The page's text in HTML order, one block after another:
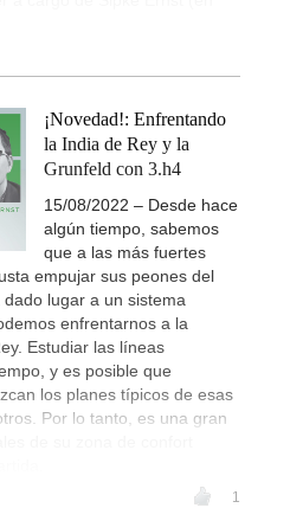
¡Novedad!: Enfrentando
la India de Rey y la
Grunfeld con 3.h4
15/08/2022 – Desde hace
algún tiempo, sabemos
que a las más fuertes
empujar sus peones del
lugar a un sistema
enfrentarnos a la
Estudiar las líneas
y es posible que
los planes típicos de esas
Por lo tanto, es una gran
1